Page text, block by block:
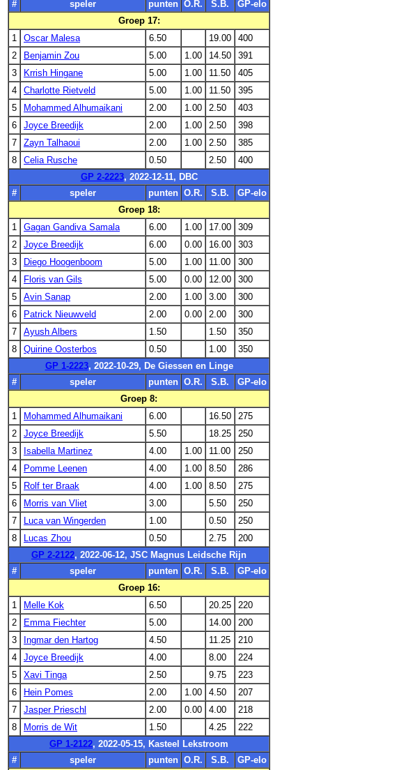
#
speler punten O.R. S.B.
GP-elo
Groep 17:
1
Oscar Malesa 6.50 19.00
400
2
Benjamin Zou 5.00 1.00 14.50
391
3
Krrish Hingane 5.00 1.00 11.50
405
4
Charlotte Rietveld 5.00 1.00 11.50
395
5
Mohammed Alhumaikani 2.00 1.00 2.50
403
6
Joyce Breedijk 2.00 1.00 2.50
398
7
Zayn Talhaoui 2.00 1.00 2.50
385
8
Celia Rusche 0.50 2.50
400
GP 2-2223, 2022-12-11, DBC
#
speler punten O.R. S.B.
GP-elo
Groep 18:
1
Gagan Gandiva Samala 6.00 1.00 17.00
309
2
Joyce Breedijk 6.00 0.00 16.00
303
3
Diego Hoogenboom 5.00 1.00 11.00
300
4
Floris van Gils 5.00 0.00 12.00
300
5
Avin Sanap 2.00 1.00 3.00
300
6
Patrick Nieuwveld 2.00 0.00 2.00
300
7
Ayush Albers 1.50 1.50
350
8
Quirine Oosterbos 0.50 1.00
350
GP 1-2223, 2022-10-29, De Giessen en Linge
#
speler punten O.R. S.B.
GP-elo
Groep 8:
1
Mohammed Alhumaikani 6.00 16.50
275
2
Joyce Breedijk 5.50 18.25
250
3
Isabella Martinez 4.00 1.00 11.00
250
4
Pomme Leenen 4.00 1.00 8.50
286
5
Rolf ter Braak 4.00 1.00 8.50
275
6
Morris van Vliet 3.00 5.50
250
7
Luca van Wingerden 1.00 0.50
250
8
Lucas Zhou 0.50 2.75
200
GP 2-2122, 2022-06-12, JSC Magnus Leidsche Rijn
#
speler punten O.R. S.B.
GP-elo
Groep 16:
1
Melle Kok 6.50 20.25
220
2
Emma Fiechter 5.00 14.00
200
3
Ingmar den Hartog 4.50 11.25
210
4
Joyce Breedijk 4.00 8.00
224
5
Xavi Tinga 2.50 9.75
223
6
Hein Pomes 2.00 1.00 4.50
207
7
Jasper Prieschl 2.00 0.00 4.00
218
8
Morris de Wit 1.50 4.25
222
GP 1-2122, 2022-05-15, Kasteel Lekstroom
#
speler punten O.R. S.B. GP-elo